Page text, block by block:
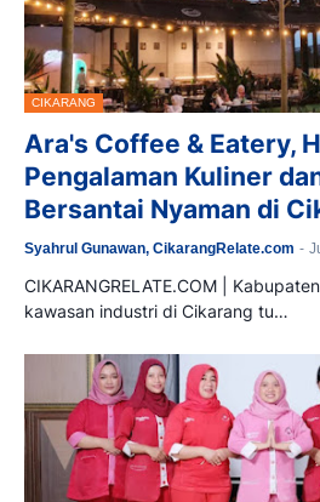
CIKARANG
Ara's Coffee & Eatery,
Pengalaman Kuliner
Bersantai Nyaman di
Syahrul Gunawan, CikarangRelate.com -
CIKARANGRELATE.COM |
kawasan industri di Cikarang tu…